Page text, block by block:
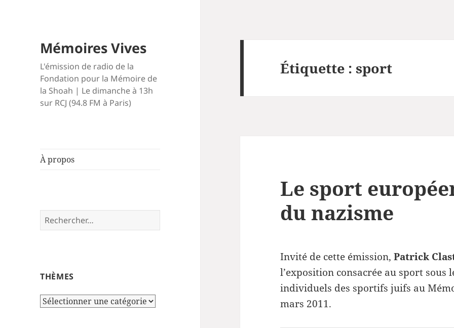
Mémoires Vives
L'émission de radio de la
Fondation pour la Mémoire de
la Shoah | Le dimanche à 13h
sur RCJ (94.8 FM à Paris)
À propos
Rechercher :
THÈMES
Thèmes
Étiquette :sport
Le sport
du nazisme
Invité de cette émission,Patrick
l’exposition consacrée au sport sous
individuels des sportifs juifs au
mars 2011.